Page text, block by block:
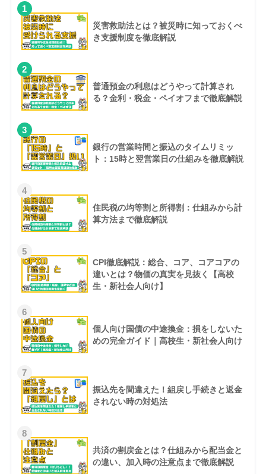
1
災害救助法とは？被災時に知っておくべ
き支援制度を徹底解説
2
普通預金の利息はどうやって計算され
る？金利・税金・ペイオフまで徹底解説
3
銀行の営業時間と振込のタイムリミッ
ト：15時と翌営業日の仕組みを徹底解説
4
住民税の均等割と所得割：仕組みから計
算方法まで徹底解説
5
CPI徹底解説：総合、コア、コアコアの
違いとは？物価の真実を見抜く【高校
生・新社会人向け】
6
個人向け国債の中途換金：損をしないた
めの完全ガイド｜高校生・新社会人向け
7
振込先を間違えた！組戻し手続きと返金
されない時の対処法
8
共済の割戻金とは？仕組みから配当金と
の違い、加入時の注意点まで徹底解説